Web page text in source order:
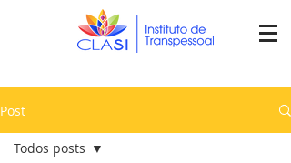
Post
Todos posts